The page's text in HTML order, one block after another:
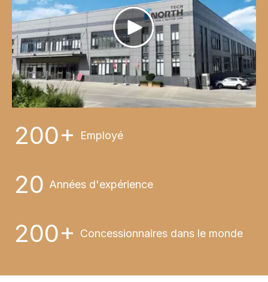
200+ Employé
20 Années d'expérience
200+ Concessionnaires dans le monde